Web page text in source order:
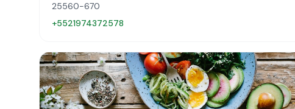
25560-670
+5521974372578